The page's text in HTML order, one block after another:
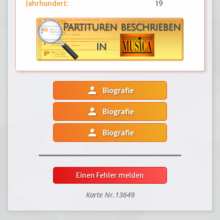
Jahrhundert: 19
person Biografie
person Biografie
person Biografie
Einen Fehler melden
Karte Nr.13649